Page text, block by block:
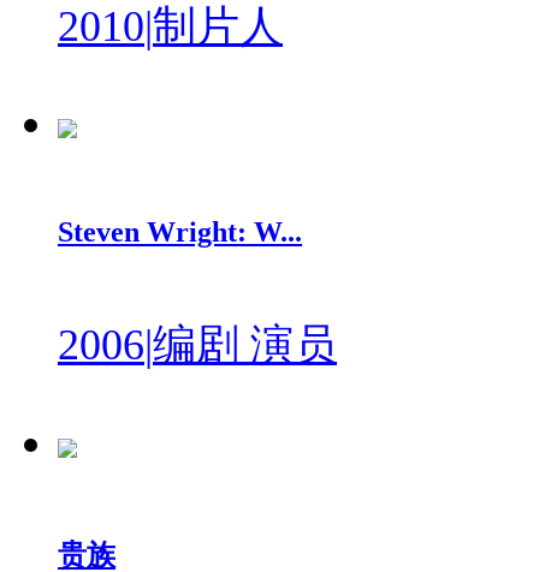
2010|制片人
Steven Wright: W...
2006|编剧 演员
贵族